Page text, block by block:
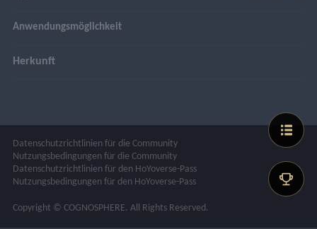
Anwendungsmöglichkeit
Herkunft
Datenschutzrichtlinien für die Community
Nutzungsbedingungen für die Community
Datenschutzrichtlinien für den HoYoverse-Pass
Nutzungsbedingungen für den HoYoverse-Pass
Copyright © COGNOSPHERE. All Rights Reserved.